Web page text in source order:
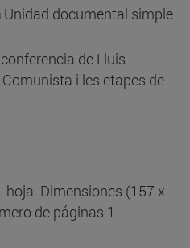
Unidad documental simple
de Lluis
i les etapes de
hoja. Dimensiones (157 x
de páginas 1